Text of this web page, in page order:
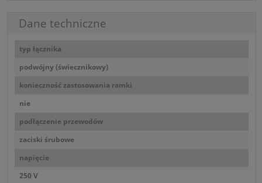
Dane techniczne
typ łącznika
podwójny (świecznikowy)
konieczność zastosowania ramki
nie
podłączenie przewodów
zaciski śrubowe
napięcie
250 V